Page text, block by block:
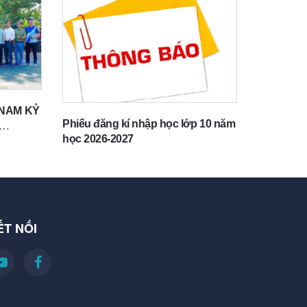
KỶ
Phiếu đăng kí nhập học lớp 10 năm
học 2026-2027
NỐI